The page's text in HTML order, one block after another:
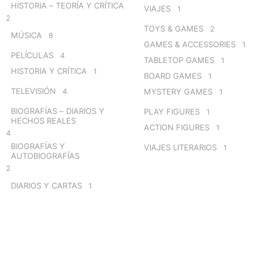
HISTORIA – TEORÍA Y CRÍTICA
2
MÚSICA 8
PELÍCULAS 4
HISTORIA Y CRÍTICA 1
TELEVISIÓN 4
BIOGRAFÍAS – DIARIOS Y
HECHOS REALES
4
BIOGRAFÍAS Y
AUTOBIOGRAFÍAS
2
DIARIOS Y CARTAS 1
VIAJES 1
TOYS & GAMES 2
GAMES & ACCESSORIES 1
TABLETOP GAMES 1
BOARD GAMES 1
MYSTERY GAMES 1
PLAY FIGURES 1
ACTION FIGURES 1
VIAJES LITERARIOS 1